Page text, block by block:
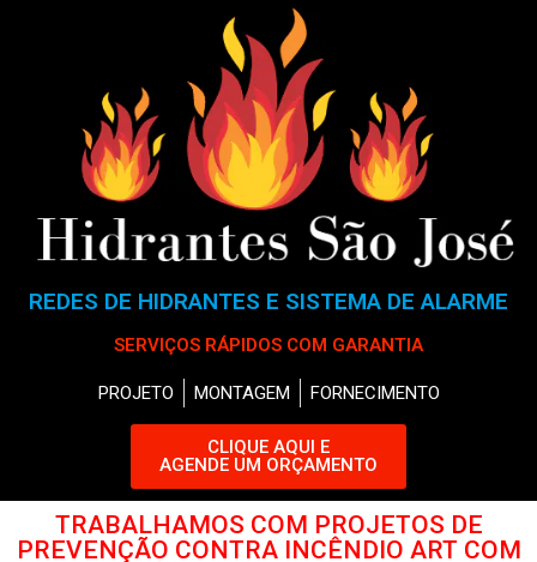
REDES DE HIDRANTES E SISTEMA DE ALARME
SERVIÇOS RÁPIDOS COM GARANTIA
PROJETO MONTAGEM FORNECIMENTO
CLIQUE AQUI E
AGENDE UM ORÇAMENTO
TRABALHAMOS COM PROJETOS DE
PREVENÇÃO CONTRA INCÊNDIO ART COM